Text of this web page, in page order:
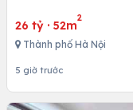
26 tỷ · 52m
2
Thành phố Hà Nội
5 giờ trước